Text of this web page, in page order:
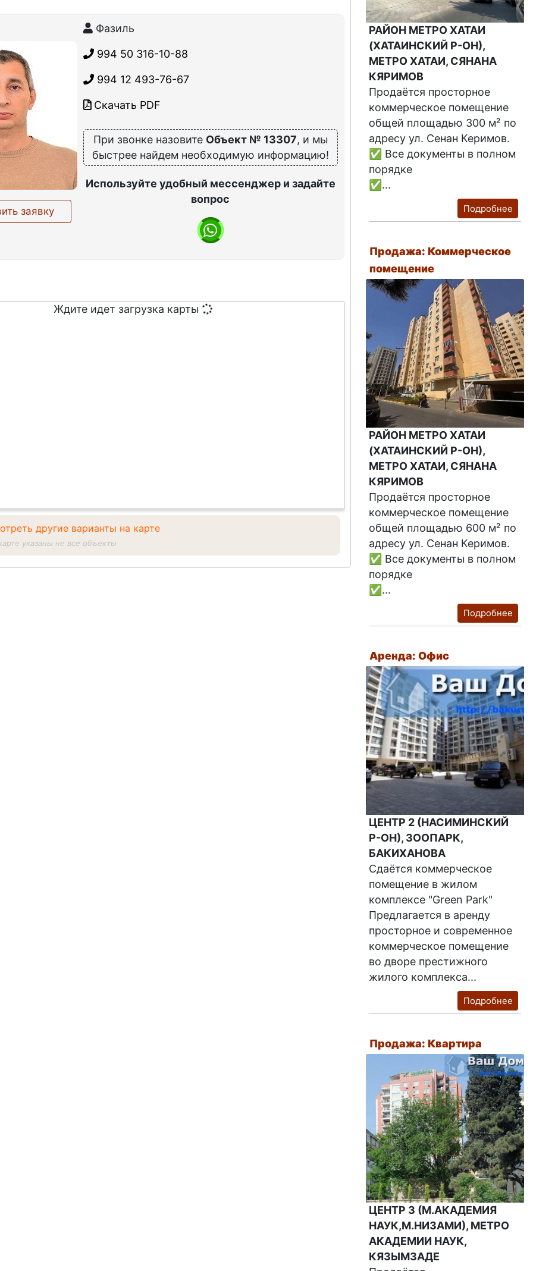
заявку
Фазиль
994 50 316-10-88
994 12 493-76-67
Скачать PDF
При звонке назовите Объект № 13307, и мы
быстрее найдем необходимую информацию!
Используйте удобный мессенджер и задайте
вопрос
Ждите идет загрузка карты
другие варианты на карте
указаны не все объекты
РАЙОН МЕТРО ХАТАИ
(ХАТАИНСКИЙ Р-ОН),
МЕТРО ХАТАИ, СЯНАНА
КЯРИМОВ
Продаётся просторное
коммерческое помещение
общей площадью 300 м² по
адресу ул. Сенан Керимов.
✅ Все документы в полном
порядке
✅...
Подробнее
Продажа: Коммерческое
помещение
РАЙОН МЕТРО ХАТАИ
(ХАТАИНСКИЙ Р-ОН),
МЕТРО ХАТАИ, СЯНАНА
КЯРИМОВ
Продаётся просторное
коммерческое помещение
общей площадью 600 м² по
адресу ул. Сенан Керимов.
✅ Все документы в полном
порядке
✅...
Подробнее
Аренда: Офис
ЦЕНТР 2 (НАСИМИНСКИЙ
Р-ОН), ЗООПАРК,
БАКИХАНОВА
Сдаётся коммерческое
помещение в жилом
комплексе "Green Park"
Предлагается в аренду
просторное и современное
коммерческое помещение
во дворе престижного
жилого комплекса...
Подробнее
Продажа: Квартира
ЦЕНТР 3 (М.АКАДЕМИЯ
НАУК,М.НИЗАМИ), МЕТРО
АКАДЕМИИ НАУК,
КЯЗЫМЗАДЕ